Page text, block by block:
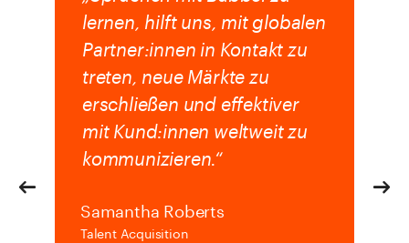
Samantha Roberts
Talent Acquisition
lernen, hilft uns, mit globalen
Partner:innen in Kontakt zu
treten, neue Märkte zu
erschließen und effektiver
mit Kund:innen weltweit zu
kommunizieren.“